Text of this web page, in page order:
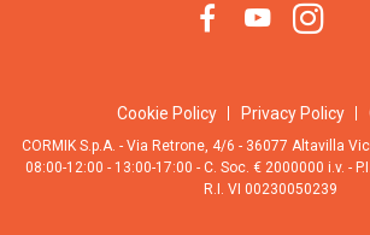
Cookie Policy Privacy Policy
CORMIK S.p.A. - Via Retrone, 4/6 - 36077 Altavilla
08:00-12:00 - 13:00-17:00 - C. Soc. € 2000000 i.v. -
R.I. VI 00230050239